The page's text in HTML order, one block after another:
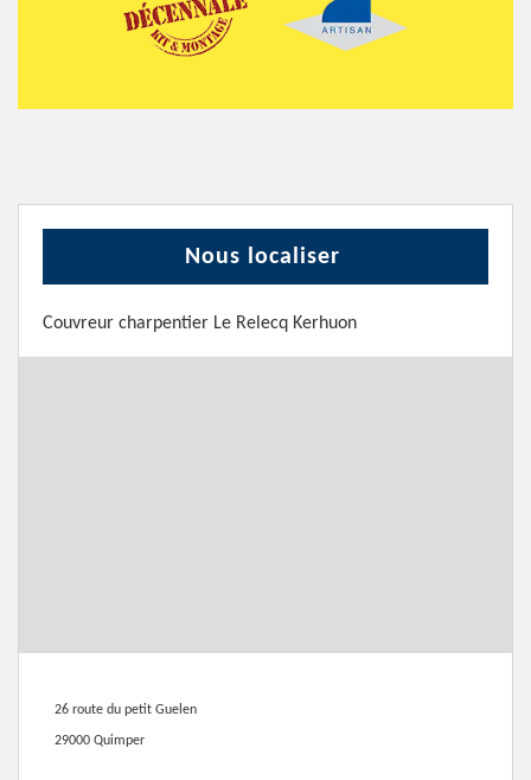
Nous localiser
Couvreur charpentier Le Relecq Kerhuon
26 route du petit Guelen
29000 Quimper